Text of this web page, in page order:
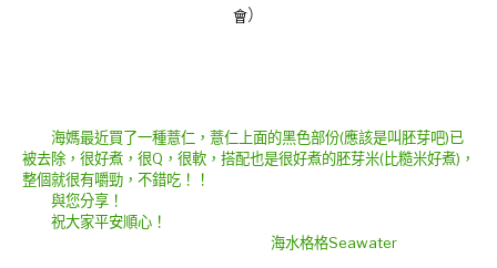
會）
海媽最近買了一種薏仁，薏仁上面的黑色部份(應該是叫胚芽吧)已
被去除，很好煮，很Q，很軟，搭配也是很好煮的胚芽米(比糙米好煮)，
整個就很有嚼勁，不錯吃！！
與您分享！
祝大家平安順心！
海水格格Seawater